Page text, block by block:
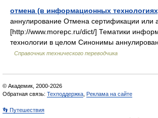
отмена (в информационных
аннулирование Отмена сертификации или
[http://www.morepc.ru/dict/] Тематики
технологии в целом Синонимы
Справочник технического переводчика
© Академик, 2000-2026
Обратная связь: Техподдержка Реклама на сайте
👣 Путешествия